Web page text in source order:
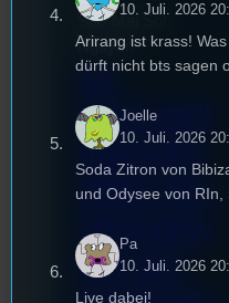
Sao-Mai Sol
Nguyen
44.
Stummfil
mwoche
2026: Ein
Interview
mit der
10. Juli. 2026
Arirang ist krass!
dürft nicht bts sagen
Joelle
10. Juli. 2026
Soda Zitron von
und Odysee von RIn,
Pa
10. Juli. 2026
Live dabei!